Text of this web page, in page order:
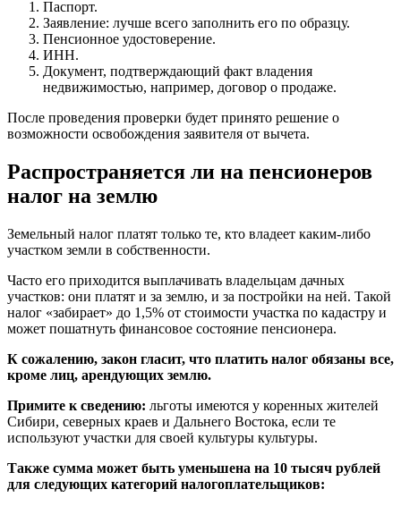
Паспорт.
Заявление: лучше всего заполнить его по образцу.
Пенсионное удостоверение.
ИНН.
Документ, подтверждающий факт владения
недвижимостью, например, договор о продаже.
После проведения проверки будет принято решение о
возможности освобождения заявителя от вычета.
Распространяется ли на пенсионеров
налог на землю
Земельный налог платят только те, кто владеет каким-либо
участком земли в собственности.
Часто его приходится выплачивать владельцам дачных
участков: они платят и за землю, и за постройки на ней. Такой
налог «забирает» до 1,5% от стоимости участка по кадастру и
может пошатнуть финансовое состояние пенсионера.
К сожалению, закон гласит, что платить налог обязаны все,
кроме лиц, арендующих землю.
Примите к сведению: льготы имеются у коренных жителей
Сибири, северных краев и Дальнего Востока, если те
используют участки для своей культуры культуры.
Также сумма может быть уменьшена на 10 тысяч рублей
для следующих категорий налогоплательщиков: